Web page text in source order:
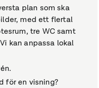
plan som ska
med ett flertal
tre WC samt
kan anpassa lokal
för en visning?